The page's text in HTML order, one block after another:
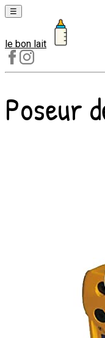
☰
Laits
1er
âge
2e
le bon lait
Poseur